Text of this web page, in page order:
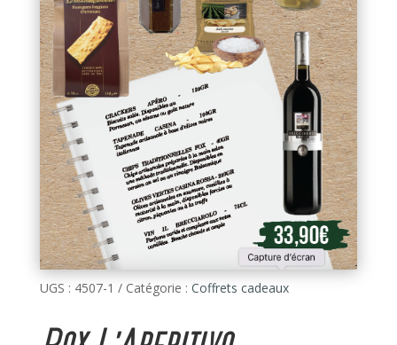
UGS : 4507-1 Catégorie : Coffrets cadeaux